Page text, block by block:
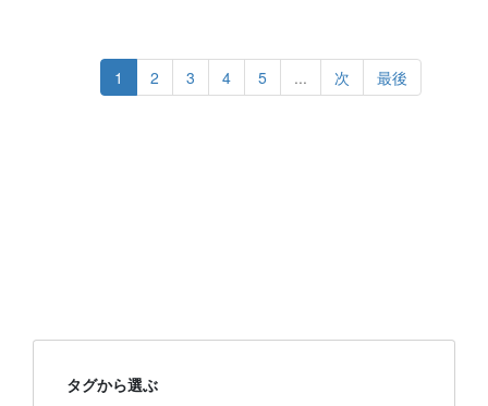
1 2 3 4 5 ... 次 最後
タグから選ぶ